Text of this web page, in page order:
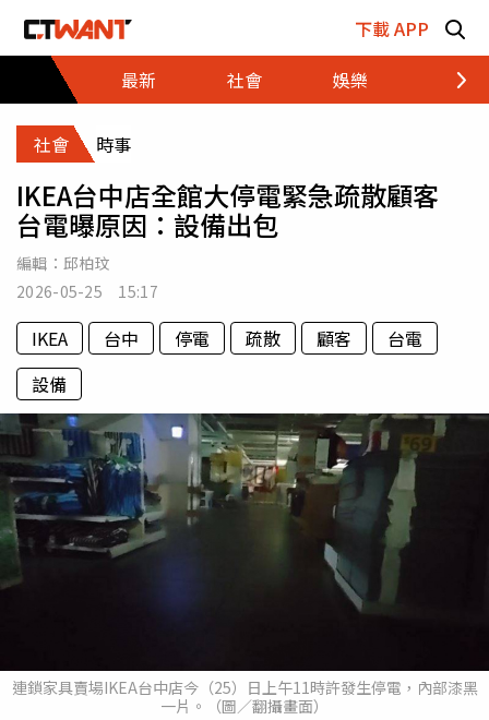
下載 APP
最新
社會 娛樂 財經
社會 時事
IKEA台中店全館大停電緊急疏散顧客
台電曝原因：設備出包
編輯： 邱柏玟
2026-05-25 15:17
IKEA 台中 停電 疏散 顧客
台電
設備
連鎖家具賣場IKEA台中店今（25）日上午11時許發生停電，內部漆黑
一片。（圖／翻攝畫面）